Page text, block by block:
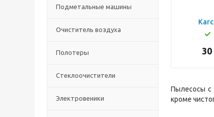
Подметальные машины
Очиститель воздуха
Полотеры
Стеклоочистители
Электровеники
30
Пылесосы с
кроме